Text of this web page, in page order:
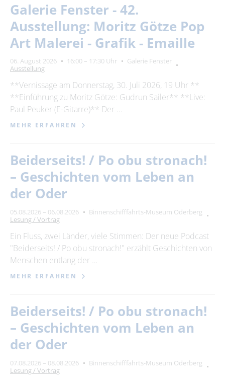
Galerie Fenster - 42.
Ausstellung: Moritz Götze Pop
Art Malerei - Grafik - Emaille
06. August 2026 16:00 – 17:30 Uhr
Galerie Fenster
Ausstellung
**Vernissage am Donnerstag, 30. Juli 2026, 19 Uhr **
**Einführung zu Moritz Götze: Gudrun Sailer** **Live:
Paul Peuker (E-Gitarre)** Der …
MEHR ERFAHREN
Beiderseits! / Po obu stronach!
– Geschichten vom Leben an
der Oder
05.08.2026 – 06.08.2026
Binnenschifffahrts-Museum Oderberg
Lesung / Vortrag
Ein Fluss, zwei Länder, viele Stimmen: Der neue Podcast
"Beiderseits! / Po obu stronach!" erzählt Geschichten von
Menschen entlang der …
MEHR ERFAHREN
Beiderseits! / Po obu stronach!
– Geschichten vom Leben an
der Oder
07.08.2026 – 08.08.2026
Binnenschifffahrts-Museum Oderberg
Lesung / Vortrag